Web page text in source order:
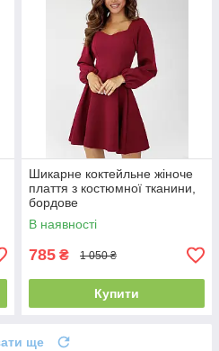
Шикарне коктейльне жіноче
плаття з костюмної тканини,
бордове
В наявності
785 ₴ 1 050 ₴
Купити
ще